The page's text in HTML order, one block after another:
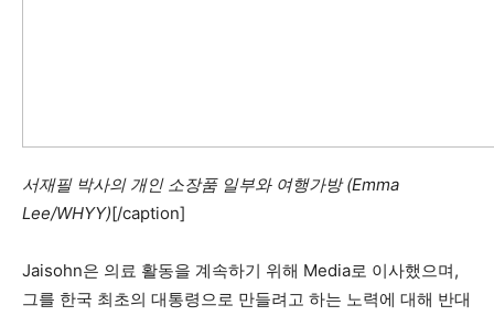
서재필 박사의 개인 소장품 일부와 여행가방 (Emma
Lee/WHYY)[/caption]
Jaisohn은 의료 활동을 계속하기 위해 Media로 이사했으며,
그를 한국 최초의 대통령으로 만들려고 하는 노력에 대해 반대